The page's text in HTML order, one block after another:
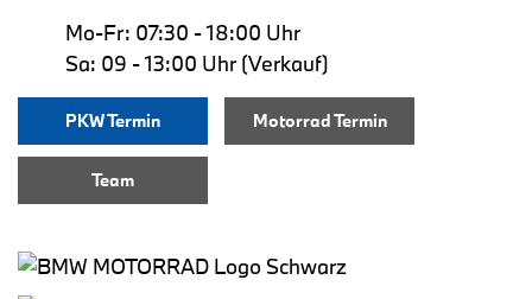
Mo-Fr: 07:30 - 18:00 Uhr
Sa: 09 - 13:00 Uhr (Verkauf)
PKW Termin Motorrad Termin
Team